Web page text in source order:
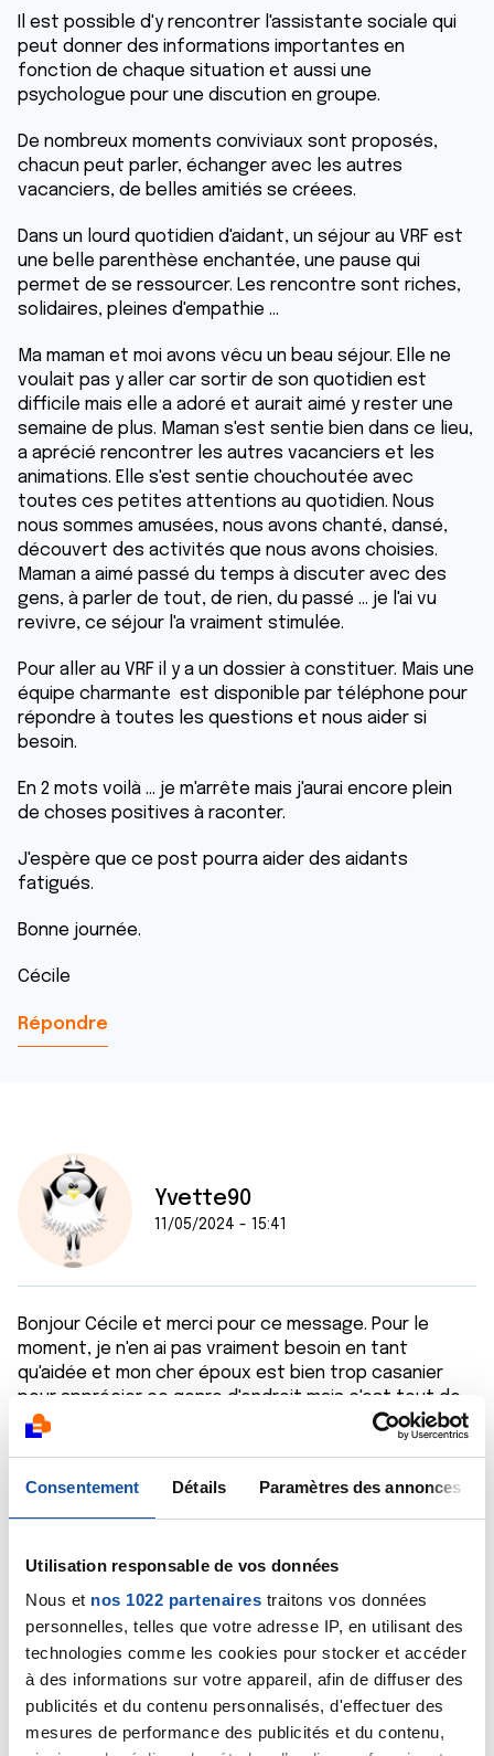
Consentement Détails Paramètres des annonces
Utilisation responsable de vos données
Nous et nos 1022 partenaires traitons vos données
personnelles, telles que votre adresse IP, en utilisant des
technologies comme les cookies pour stocker et accéder
à des informations sur votre appareil, afin de diffuser des
publicités et du contenu personnalisés, d'effectuer des
mesures de performance des publicités et du contenu,
Il est possible d'y rencontrer l'assistante sociale qui
peut donner des informations importantes en
fonction de chaque situation et aussi une
psychologue pour une discution en groupe.
De nombreux moments conviviaux sont proposés,
chacun peut parler, échanger avec les autres
vacanciers, de belles amitiés se créees.
Dans un lourd quotidien d'aidant, un séjour au VRF est
une belle parenthèse enchantée, une pause qui
permet de se ressourcer. Les rencontre sont riches,
solidaires, pleines d'empathie ...
Ma maman et moi avons vêcu un beau séjour. Elle ne
voulait pas y aller car sortir de son quotidien est
difficile mais elle a adoré et aurait aimé y rester une
semaine de plus. Maman s'est sentie bien dans ce lieu,
a aprécié rencontrer les autres vacanciers et les
animations. Elle s'est sentie chouchoutée avec
toutes ces petites attentions au quotidien. Nous
nous sommes amusées, nous avons chanté, dansé,
découvert des activités que nous avons choisies.
Maman a aimé passé du temps à discuter avec des
gens, à parler de tout, de rien, du passé ... je l'ai vu
revivre, ce séjour l'a vraiment stimulée.
Pour aller au VRF il y a un dossier à constituer. Mais une
équipe charmante est disponible par téléphone pour
répondre à toutes les questions et nous aider si
besoin.
En 2 mots voilà ... je m'arrête mais j'aurai encore plein
de choses positives à raconter.
J'espère que ce post pourra aider des aidants
fatigués.
Bonne journée.
Cécile
Répondre
Yvette90
11/05/2024 - 15:41
Bonjour Cécile et merci pour ce message. Pour le
moment, je n'en ai pas vraiment besoin en tant
qu'aidée et mon cher époux est bien trop casanier
pour apprécier ce genre d'endroit mais c'est tout de
même intéressant à connaître et à faire connaître. Je
suis bien contente pour toi et ta maman que ce
Bonne fin de semaine (sous le soleil, enfin 🌞)
Citer
Lola34070